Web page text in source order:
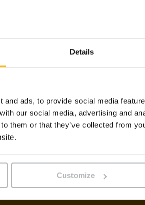
Details
and ads, to provide social media
our social media, advertising and
them or that they’ve collected from
Customize
Optimale proces